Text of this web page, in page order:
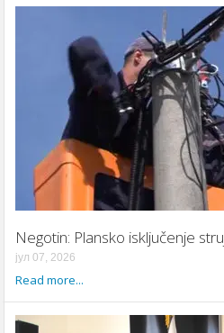
Negotin: Plansko isključenje
јул 07, 2026
Read more...